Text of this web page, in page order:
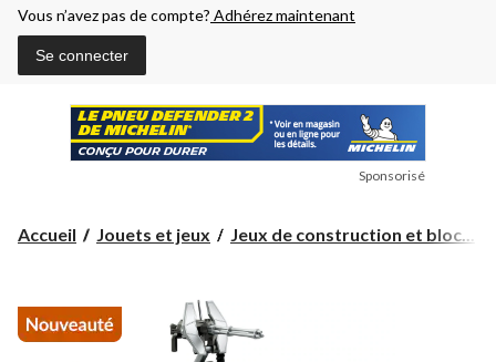
Vous n’avez pas de compte? Adhérez maintenant
Se connecter
Sponsorisé
Accueil Jouets et jeux Jeux de construction et bloc...